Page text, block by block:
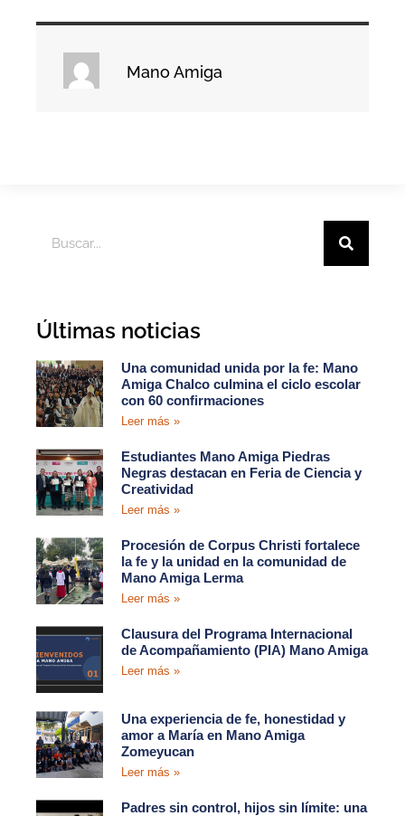
Mano Amiga
Últimas noticias
Una comunidad unida por la fe: Mano
Amiga Chalco culmina el ciclo escolar
con 60 confirmaciones
Leer más »
Estudiantes Mano Amiga Piedras
Negras destacan en Feria de Ciencia y
Creatividad
Leer más »
Procesión de Corpus Christi fortalece
la fe y la unidad en la comunidad de
Mano Amiga Lerma
Leer más »
Clausura del Programa Internacional
de Acompañamiento (PIA) Mano Amiga
Leer más »
Una experiencia de fe, honestidad y
amor a María en Mano Amiga
Zomeyucan
Leer más »
Padres sin control, hijos sin límite: una